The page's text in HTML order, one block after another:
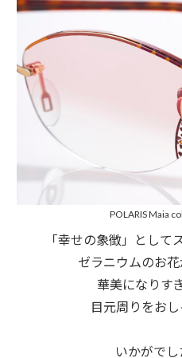
POLARIS Maia
「幸せの象徴」として
ゼラニウムのお花
華美になりす
目元周りをおし
いかがで